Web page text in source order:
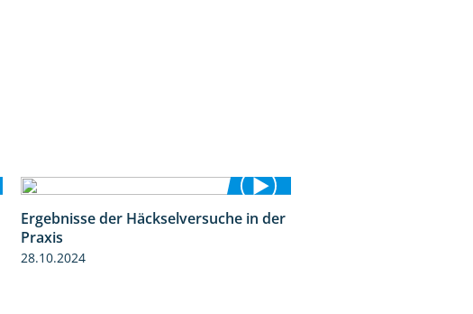
5:16
Ergebnisse der Häckselversuche in der
Praxis
28.10.2024